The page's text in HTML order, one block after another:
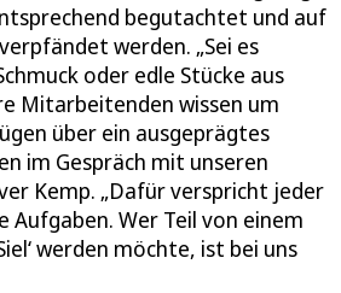
begutachtet und auf
werden. „Sei es
oder edle Stücke aus
Mitarbeitenden wissen um
über ein ausgeprägtes
im Gespräch mit unseren
Kemp. „Dafür verspricht jeder
Aufgaben. Wer Teil von einem
werden möchte, ist bei uns